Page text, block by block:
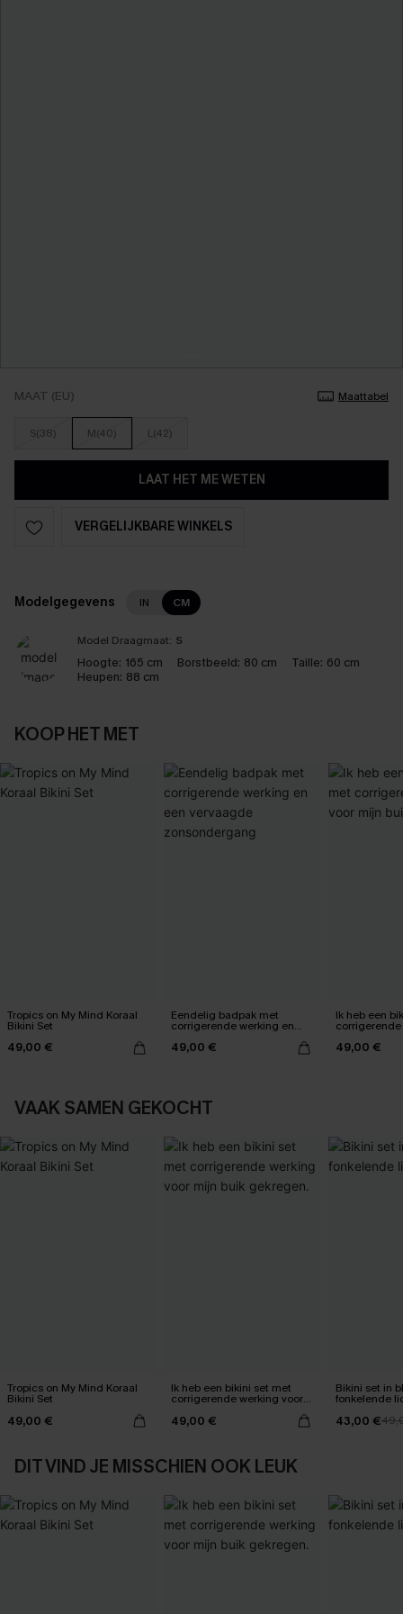
MAAT (EU) Maattabel
S(38) M(40) L(42)
LAAT HET ME WETEN
VERGELIJKBARE WINKELS
Modelgegevens IN CM
Model Draagmaat: S
Hoogte: 165 cm Borstbeeld: 80 cm Taille: 60 cm
Heupen: 88 cm
KOOP HET MET
Tropics on My Mind Koraal
Bikini Set
49,00 €
Eendelig badpak met
corrigerende werking en
een vervaagde
zonsondergang
49,00 €
Ik heb een
mijn buik
49,00 €
VAAK SAMEN GEKOCHT
Tropics on My Mind Koraal
Bikini Set
49,00 €
Ik heb een bikini set met
corrigerende werking voor
49,00 €
Bikini set in
fonkelende
43,00 €
DIT VIND JE MISSCHIEN OOK LEUK